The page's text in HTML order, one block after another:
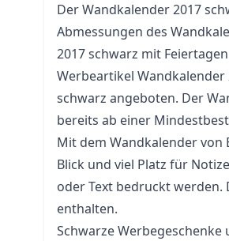
Der Wandkalender 2017
Abmessungen des
2017 schwarz mit
Werbeartikel
schwarz angeboten. Der
bereits ab einer
Mit dem Wandkalender von
Blick und viel Platz für
oder Text bedruckt werden.
enthalten.
Schwarze Werbegeschenke